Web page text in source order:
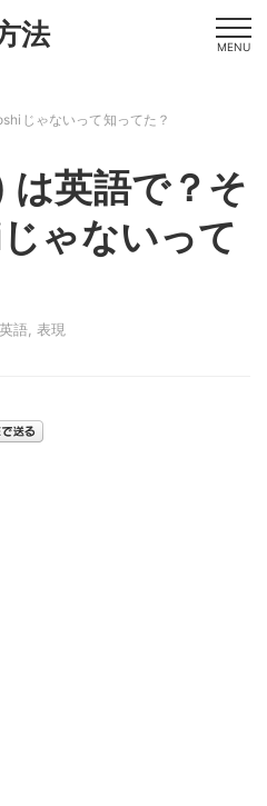
法 MENU
じゃないって知ってた？
は英語で？そ
ゃないって
英語,表現